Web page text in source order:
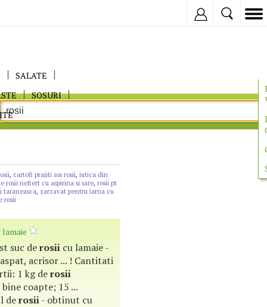
SALATE
SOSURI
, cartofi prajiti sos rosii, iutica din
rosii nefiert cu aspirina si sare, rosii pt
taraneasca, zarzavat pentru iarna cu
rosii
suc derosii cu lamaie -
acrisor ... ! Cantitati
1 kg derosii
coapte; 15 ...
derosii- obtinut cu